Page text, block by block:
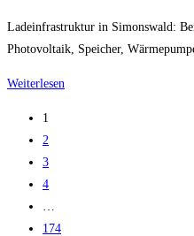
21:08
Ladeinfrastruktur in Simonswald:
Photovoltaik, Speicher,
Weiterlesen
1
2
3
4
174